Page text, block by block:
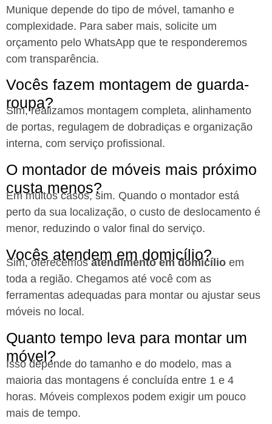
Munique depende do tipo de móvel, tamanho e
complexidade. Para saber mais, solicite um
orçamento pelo WhatsApp que te responderemos
com transparência.
Vocês fazem montagem de guarda-
roupa?
Sim, realizamos montagem completa, alinhamento
de portas, regulagem de dobradiças e organização
interna, com serviço profissional.
O montador de móveis mais próximo
custa menos?
Em muitos casos, sim. Quando o montador está
perto da sua localização, o custo de deslocamento é
menor, reduzindo o valor final do serviço.
Vocês atendem em domicílio?
Sim, oferecemosatendimento em domicílio em
toda a região. Chegamos até você com as
ferramentas adequadas para montar ou ajustar seus
móveis no local.
Quanto tempo leva para montar um
móvel?
Isso depende do tamanho e do modelo, mas a
maioria das montagens é concluída entre 1 e 4
horas. Móveis complexos podem exigir um pouco
mais de tempo.